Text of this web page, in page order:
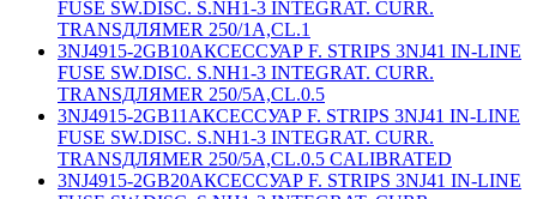
FUSE SW.DISC. S.NH1-3 INTEGRAT. CURR.
TRANSДЛЯMER 250/1A,CL.1
3NJ4915-2GB10АКСЕССУАР F. STRIPS 3NJ41 IN-LINE
FUSE SW.DISC. S.NH1-3 INTEGRAT. CURR.
TRANSДЛЯMER 250/5A,CL.0.5
3NJ4915-2GB11 АКСЕССУАР F. STRIPS 3NJ41 IN-LINE
FUSE SW.DISC. S.NH1-3 INTEGRAT. CURR.
TRANSДЛЯMER 250/5A,CL.0.5 CALIBRATED
3NJ4915-2GB20АКСЕССУАР F. STRIPS 3NJ41 IN-LINE